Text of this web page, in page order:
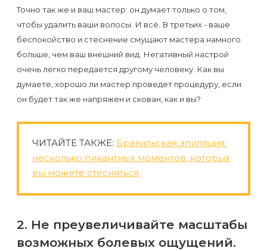
Точно так же и ваш мастер: он думает только о том,
чтобы удалить ваши волосы. И всё. В третьих - ваше
беспокойство и стеснение смущают мастера намного
больше, чем ваш внешний вид. Негативный настрой
очень легко передается другому человеку. Как вы
думаете, хорошо ли мастер проведет процедуру, если
он будет так же напряжен и скован, как и вы?
ЧИТАЙТЕ ТАКЖЕ: Бразильская эпиляция:
несколько пикантных моментов, которых
вы можете стесняться
2. Не преувеличивайте масштабы
возможных болевых ощущений.